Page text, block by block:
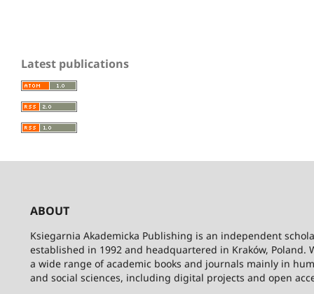
Latest publications
ABOUT
Ksiegarnia Akademicka Publishing is an independent
established in 1992 and headquartered in Kraków, Poland.
a wide range of academic books and journals mainly in
and social sciences, including digital projects and open